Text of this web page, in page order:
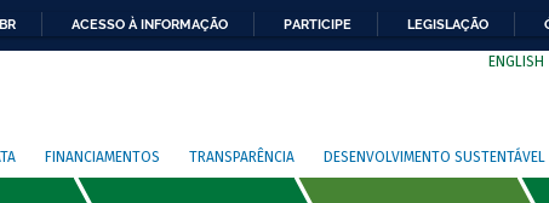
ACESSO À INFORMAÇÃO PARTICIPE LEGISLAÇÃO
ENGLISH
FINANCIAMENTOS TRANSPARÊNCIA DESENVOLVIMENTO SUSTENTÁVEL